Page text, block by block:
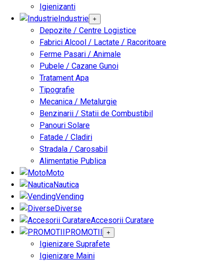
Igienizanti
Industrie +
Depozite / Centre Logistice
Fabrici Alcool / Lactate / Racoritoare
Ferme Pasari / Animale
Pubele / Cazane Gunoi
Tratament Apa
Tipografie
Mecanica / Metalurgie
Benzinarii / Statii de Combustibil
Panouri Solare
Fatade / Cladiri
Stradala / Carosabil
Alimentatie Publica
Moto
Nautica
Vending
Diverse
Accesorii Curatare
PROMOTII +
Igienizare Suprafete
Igienizare Maini